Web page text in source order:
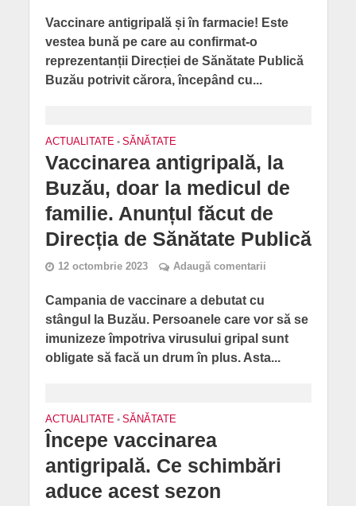
Vaccinare antigripală și în farmacie! Este
vestea bună pe care au confirmat-o
reprezentanții Direcției de Sănătate Publică
Buzău potrivit cărora, începând cu...
ACTUALITATE • SĂNĂTATE
Vaccinarea antigripală, la
Buzău, doar la medicul de
familie. Anunțul făcut de
Direcția de Sănătate Publică
12 octombrie 2023 Adaugă comentarii
Campania de vaccinare a debutat cu
stângul la Buzău. Persoanele care vor să se
imunizeze împotriva virusului gripal sunt
obligate să facă un drum în plus. Asta...
ACTUALITATE • SĂNĂTATE
Începe vaccinarea
antigripală. Ce schimbări
aduce acest sezon